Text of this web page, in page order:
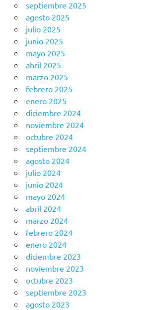
septiembre 2025
agosto 2025
julio 2025
junio 2025
mayo 2025
abril 2025
marzo 2025
febrero 2025
enero 2025
diciembre 2024
noviembre 2024
octubre 2024
septiembre 2024
agosto 2024
julio 2024
junio 2024
mayo 2024
abril 2024
marzo 2024
febrero 2024
enero 2024
diciembre 2023
noviembre 2023
octubre 2023
septiembre 2023
agosto 2023